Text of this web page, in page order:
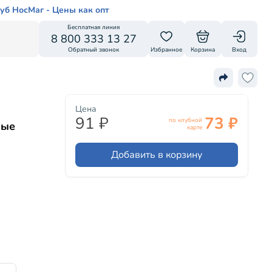
НосМаг - Цены как опт
Бесплатная линия
8 800 333 13 27
Обратный звонок Избранное Корзина Вход
Цена
91 ₽
по клубной
карте 73 ₽
Добавить в корзину